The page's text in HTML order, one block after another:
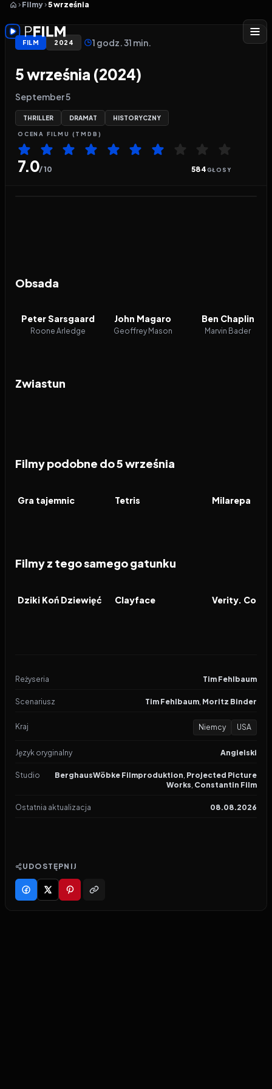
Filmy 5 września
FILM 2024 1 godz. 31 min.
5 września (2024)
September 5
THRILLER DRAMAT HISTORYCZNY
OCENA FILMU (TMDB)
7.0/ 10 584GŁOSY
Obsada
Peter Sarsgaard
Roone Arledge
John Magaro
Geoffrey Mason
Ben Chaplin
Marvin Bader
Zwiastun
Filmy podobne do 5 września
FILM
Gra tajemnic FILM
Tetris FILM
Milarepa
Filmy z tego samego gatunku
FILM
Dziki Koń Dziewięć FILM
Clayface FILM
Reżyseria Tim Fehlbaum
Scenariusz Tim Fehlbaum, Moritz Binder
Kraj Niemcy USA
Język oryginalny Angielski
Studio BerghausWöbke Filmproduktion, Projected Picture
Works, Constantin Film
Ostatnia aktualizacja 08.08.2026
UDOSTĘPNIJ